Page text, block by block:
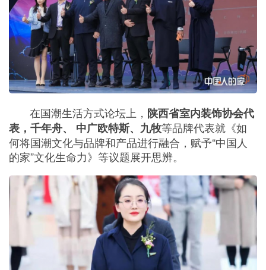
在国潮生活方式论坛上， 陕西省室内装饰协会代
表，千年舟、 中广欧特斯、九牧等品牌代表就《如
何将国潮文化与品牌和产品进行融合，赋予“中国人
的家”文化生命力》等议题展开思辨。